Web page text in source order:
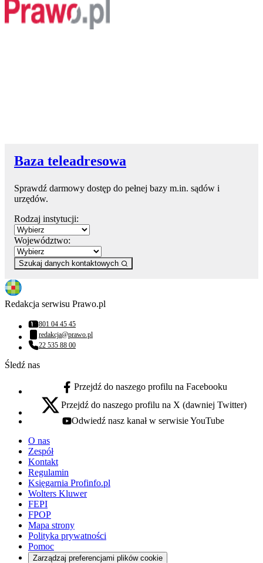
Baza teleadresowa
Sprawdź darmowy dostęp do pełnej bazy m.in. sądów i
urzędów.
Rodzaj instytucji:
Województwo:
Szukaj danych kontaktowych
Redakcja serwisu Prawo.pl
Numer telefonu:
801 04 45 45
Adres email:
redakcja@prawo.pl
Numer telefonu:
22 535 88 00
Śledź nas
facebook - otwiera się w nowej karcie
Przejdź do naszego profilu na Facebooku
x - otwiera się w nowej karcie
Przejdź do naszego profilu na X (dawniej Twitter)
youtube - otwiera się w nowej karcie
Odwiedź nasz kanał w serwisie YouTube
O nas
Zespół
Kontakt
Regulamin
Księgarnia Profinfo.pl
Wolters Kluwer
FEPI
FPOP
Mapa strony
Polityka prywatności
Pomoc
Zarządzaj preferencjami plików cookie